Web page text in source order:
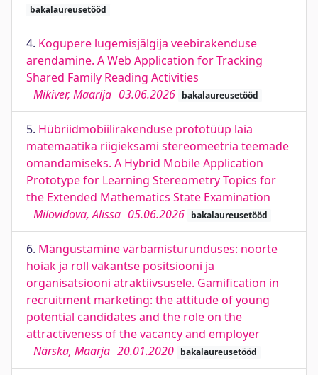
bakalaureusetööd
4. Kogupere lugemisjälgija veebirakenduse
arendamine. A Web Application for Tracking
Shared Family Reading Activities
Mikiver, Maarija 03.06.2026 bakalaureusetööd
5. Hübriidmobiilirakenduse prototüüp laia
matemaatika riigieksami stereomeetria teemade
omandamiseks. A Hybrid Mobile Application
Prototype for Learning Stereometry Topics for
the Extended Mathematics State Examination
Milovidova, Alissa 05.06.2026 bakalaureusetööd
6. Mängustamine värbamisturunduses: noorte
hoiak ja roll vakantse positsiooni ja
organisatsiooni atraktiivsusele. Gamification in
recruitment marketing: the attitude of young
potential candidates and the role on the
attractiveness of the vacancy and employer
Närska, Maarja 20.01.2020 bakalaureusetööd